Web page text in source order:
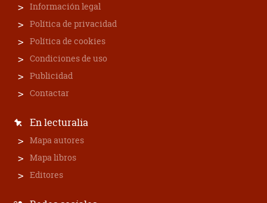
Información legal
Política de privacidad
Política de cookies
Condiciones de uso
Publicidad
Contactar
En lecturalia
Mapa autores
Mapa libros
Editores